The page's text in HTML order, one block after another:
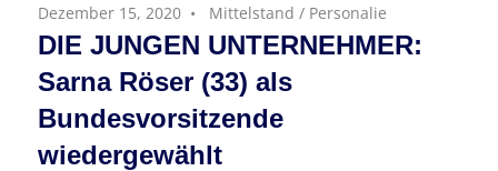
Dezember 15, 2020 Mittelstand / Personalie
DIE JUNGEN UNTERNEHMER:
Sarna Röser (33) als
Bundesvorsitzende
wiedergewählt